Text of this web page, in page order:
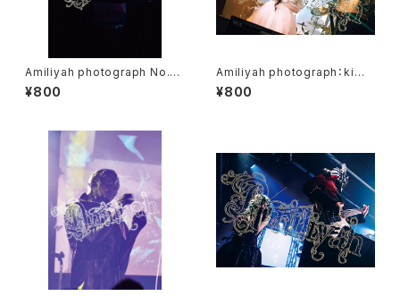
Amiliyah photograph No.1
～No.2
¥800
Amiliyah photograph：kimi
& Gacci & Wester No.1～N
o.3
¥800